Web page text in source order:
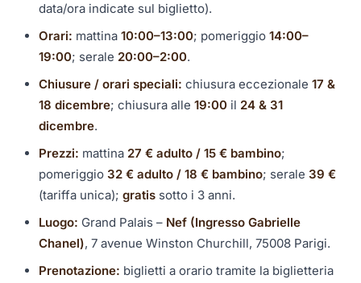
data/ora indicate sul biglietto).
Orari: mattina 10:00–13:00; pomeriggio 14:00–
19:00; serale 20:00–2:00.
Chiusure / orari speciali: chiusura eccezionale 17 &
18 dicembre; chiusura alle 19:00 il 24 & 31
dicembre.
Prezzi: mattina 27 € adulto / 15 € bambino;
pomeriggio 32 € adulto / 18 € bambino; serale 39 €
(tariffa unica); gratis sotto i 3 anni.
Luogo: Grand Palais – Nef (Ingresso Gabrielle
Chanel), 7 avenue Winston Churchill, 75008 Parigi.
Prenotazione: biglietti a orario tramite la biglietteria